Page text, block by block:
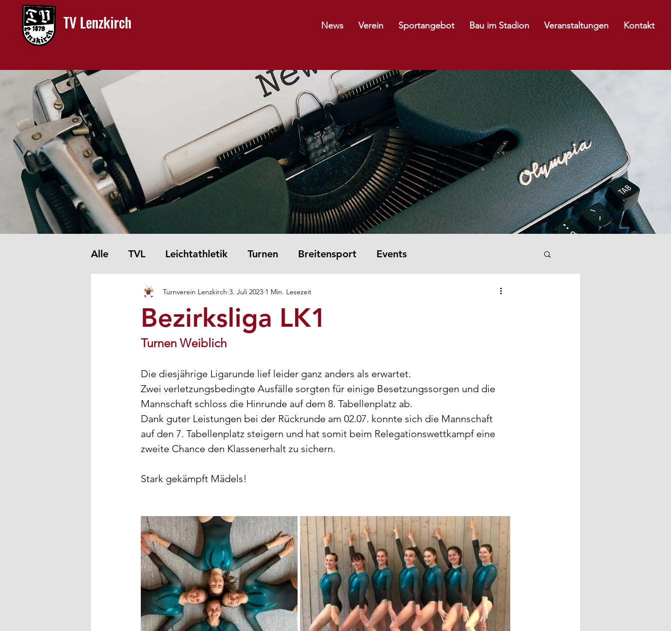
TV Lenzkirch News Verein Sportangebot Bau im Stadion Veranstaltungen Kontakt
Alle TVL Leichtathletik Turnen Breitensport Events
Bezirksliga LK1
Turnverein Lenzkirch 3. Juli 2023 1 Min. Lesezeit
Turnen Weiblich
Die diesjährige Ligarunde lief leider ganz anders als erwartet.
Zwei verletzungsbedingte Ausfälle sorgten für einige Besetzungssorgen und die
Mannschaft schloss die Hinrunde auf dem 8. Tabellenplatz ab.
Dank guter Leistungen bei der Rückrunde am 02.07. konnte sich die Mannschaft
auf den 7. Tabellenplatz steigern und hat somit beim Relegationswettkampf eine
zweite Chance den Klassenerhalt zu sichern.
Stark gekämpft Mädels!